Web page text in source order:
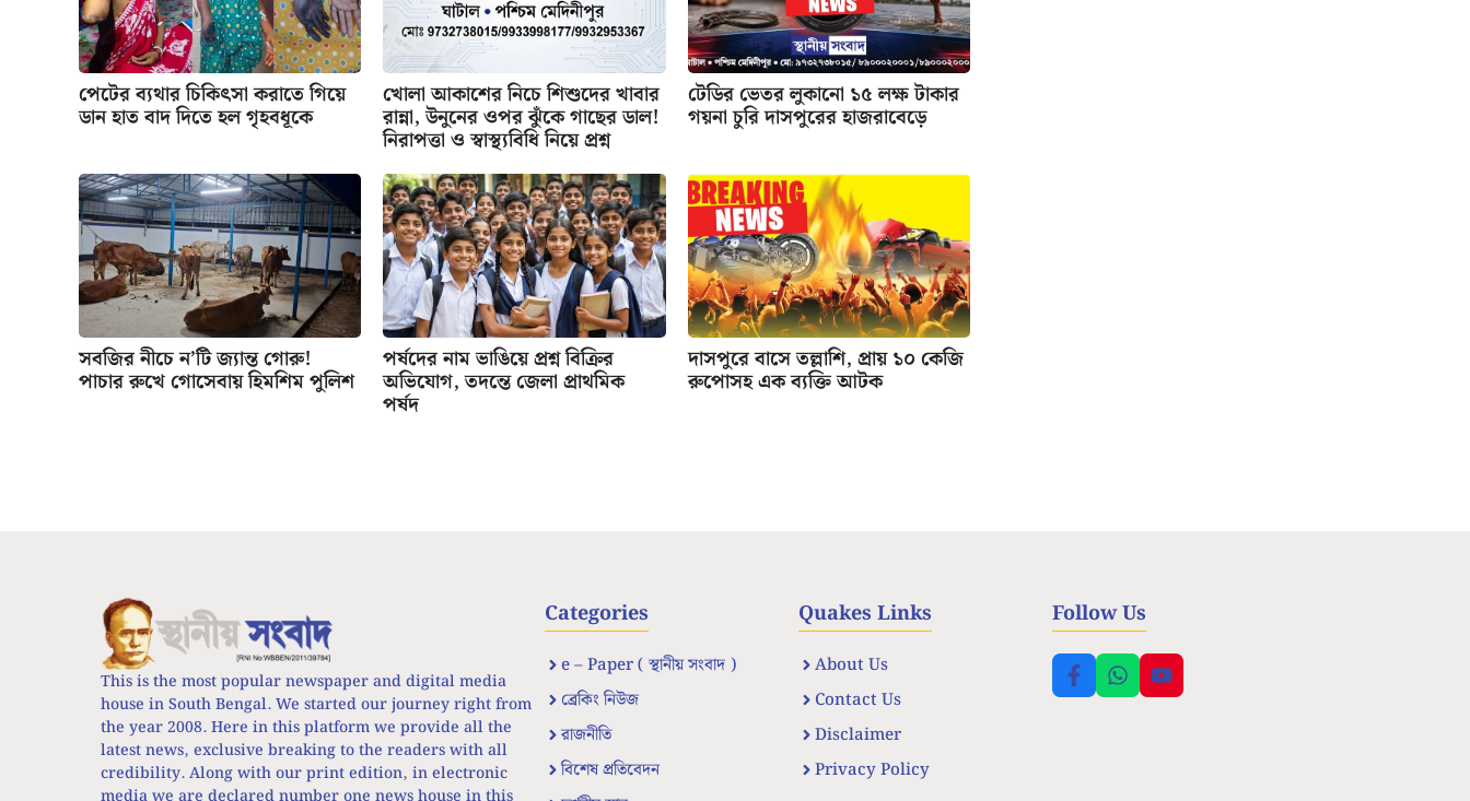
পেটের ব্যথার চিকিৎসা করাতে গিয়ে
ডান হাত বাদ দিতে হল গৃহবধূকে
খোলা আকাশের নিচে শিশুদের খাবার
রান্না, উনুনের ওপর ঝুঁকে গাছের ডাল!
নিরাপত্তা ও স্বাস্থ্যবিধি নিয়ে প্রশ্ন
টেডির ভেতর লুকানো ১৫ লক্ষ টাকার
গয়না চুরি দাসপুরের হাজরাবেড়ে
সবজির নীচে ন’টি জ্যান্ত গোরু!
পাচার রুখে গোসেবায় হিমশিম পুলিশ
পর্ষদের নাম ভাঙিয়ে প্রশ্ন বিক্রির
অভিযোগ, তদন্তে জেলা প্রাথমিক
পর্ষদ
দাসপুরে বাসে তল্লাশি, প্রায় ১০ কেজি
রুপোসহ এক ব্যক্তি আটক
This is the most popular newspaper and digital media
house in South Bengal. We started our journey right from
the year 2008. Here in this platform we provide all the
latest news, exclusive breaking to the readers with all
credibility. Along with our print edition, in electronic
Categories
e – Paper ( স্থানীয় সংবাদ )
ব্রেকিং নিউজ
রাজনীতি
বিশেষ প্রতিবেদন
Quakes Links
About Us
Contact Us
Disclaimer
Privacy Policy
Follow Us